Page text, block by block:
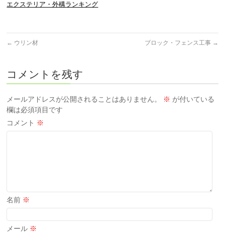
エクステリア・外構ランキング
← ウリン材 ブロック・フェンス工事 →
コメントを残す
メールアドレスが公開されることはありません。 ※ が付いている
欄は必須項目です
コメント ※
名前 ※
メール ※